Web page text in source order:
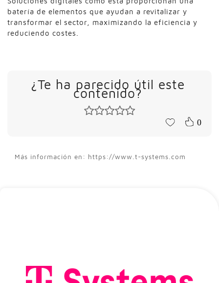
batería de elementos que ayudan a revitalizar y
transformar el sector, maximizando la eficiencia y
reduciendo costes.
¿Te ha parecido útil este
contenido?
0
Más información en: https://www.t-systems.com